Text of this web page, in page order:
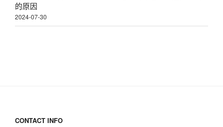
的原因
2024-07-30
CONTACT INFO